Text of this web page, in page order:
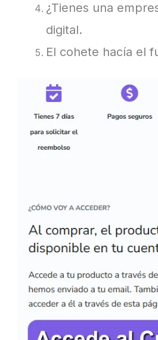
¿Tienes una
digital.
El cohete hacía el